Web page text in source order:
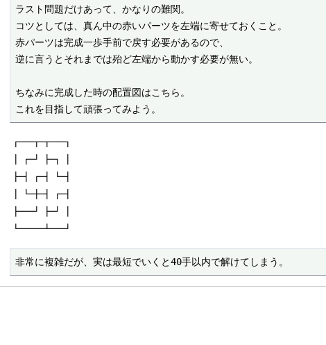
ラスト問題だけあって、かなりの難関。
コツとしては、真ん中の赤いパーツを左端に寄せておくこと。
赤パーツは完成一歩手前で戻す必要があるので、
逆に言うとそれまでは殆ど左端から動かす必要が無い。
ちなみに完成した時の配置図はこちら。
これを目指して頑張ってみよう。
┏━┳┳━┓
┃┏┛┣┓┃
┣┫┏┫┗┫
┃┗╋┫┏┫
┣━┛┣┛┃
┗━━┻━┛
非常に複雑だが、実は最短でいくと40手以内で解けてしまう。